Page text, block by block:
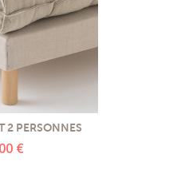
2 PERSONNES
€